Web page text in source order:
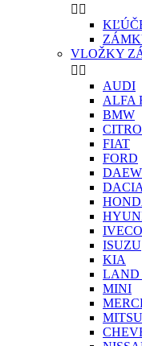
 
VLOŽKY
 
AUDI
ALFA
BMW
FIAT
FORD
DACIA
IVECO
ISUZU
KIA
LAND
MINI